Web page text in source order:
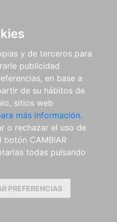
y de terceros para
publicidad
en base a
de su hábitos de
sitios web
más información.
o rechazar el uso de
botón CAMBIAR
todas pulsando
PREFERENCIAS